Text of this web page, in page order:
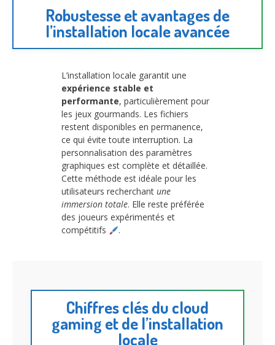
Robustesse et avantages de
l’installation locale avancée
L’installation locale garantit une
expérience stable et
performante, particulièrement pour
les jeux gourmands. Les fichiers
restent disponibles en permanence,
ce qui évite toute interruption. La
personnalisation des paramètres
graphiques est complète et détaillée.
Cette méthode est idéale pour les
utilisateurs recherchant une
immersion totale. Elle reste préférée
des joueurs expérimentés et
compétitifs
.
Chiffres clés du cloud
gaming et de l’installation
locale